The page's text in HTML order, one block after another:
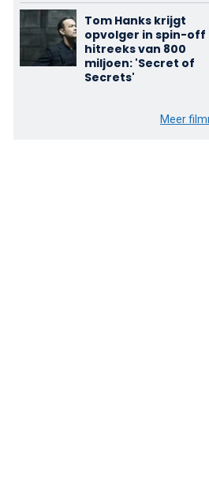
Tom Hanks krijgt
opvolger in spin-off
hitreeks van 800
miljoen: 'Secret of
Secrets'
Meer